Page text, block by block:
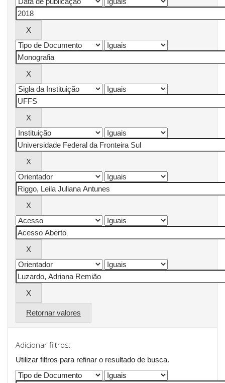
Retornar valores
Adicionar filtros:
Utilizar filtros para refinar o resultado de busca.